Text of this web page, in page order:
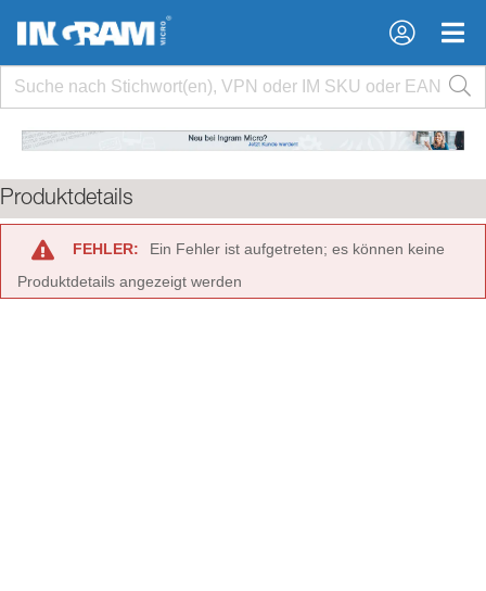
×
×
Produktdetails
FEHLER:
Ein Fehler ist aufgetreten; es können keine
Produktdetails angezeigt werden